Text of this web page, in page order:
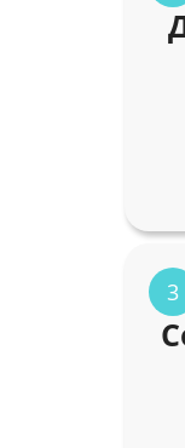
3